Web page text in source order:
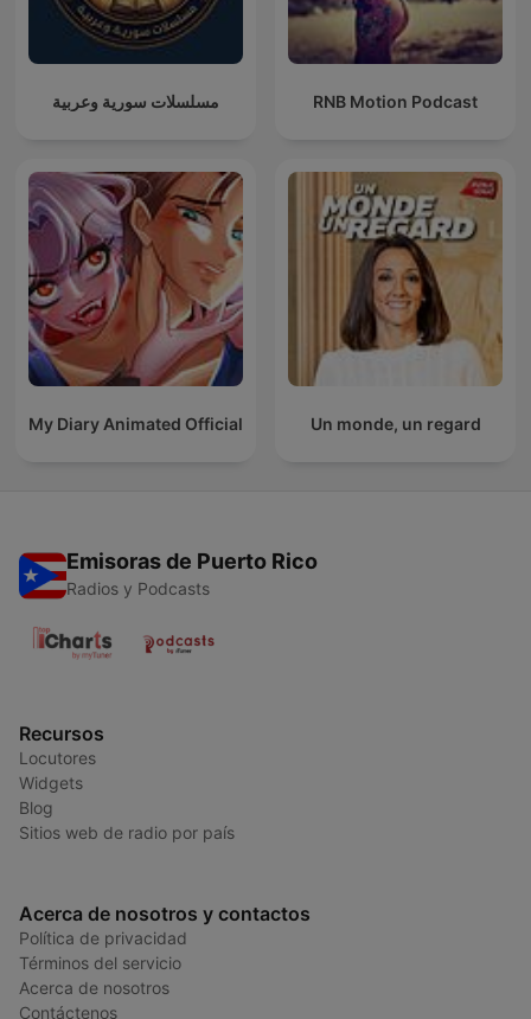
مسلسلات سورية وعربية RNB Motion Podcast
My Diary Animated Official Un monde, un regard
Emisoras de Puerto Rico
Radios y Podcasts
Recursos
Locutores
Widgets
Blog
Sitios web de radio por país
Acerca de nosotros y contactos
Política de privacidad
Términos del servicio
Acerca de nosotros
Contáctenos